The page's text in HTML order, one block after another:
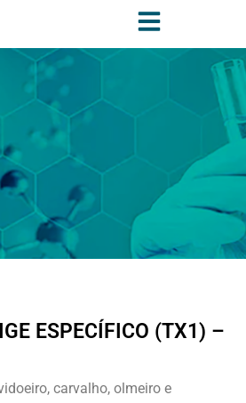
ESPECÍFICO (TX1) –
carvalho, olmeiro e